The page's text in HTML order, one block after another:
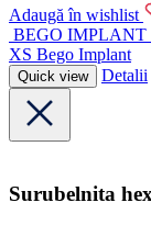
Adaugă în wishlist
BEGO IMPLANT
XS Bego Implant
Quick view Detalii
Surubelnita